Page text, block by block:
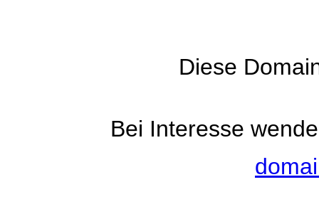
Diese
Bei Interesse